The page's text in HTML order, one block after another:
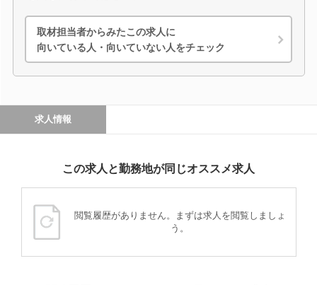
取材担当者からみたこの求人に
向いている人・向いていない人をチェック
求人情報
この求人と勤務地が同じオススメ求人
閲覧履歴がありません。まずは求人を閲覧しましょ
う。